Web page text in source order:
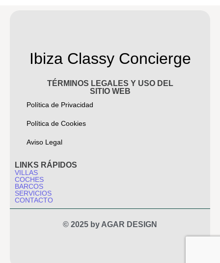
Ibiza Classy Concierge
TÉRMINOS LEGALES Y USO DEL
SITIO WEB
Política de Privacidad
Política de Cookies
Aviso Legal
LINKS RÁPIDOS
VILLAS
COCHES
BARCOS
SERVICIOS
CONTACTO
© 2025 by AGAR DESIGN